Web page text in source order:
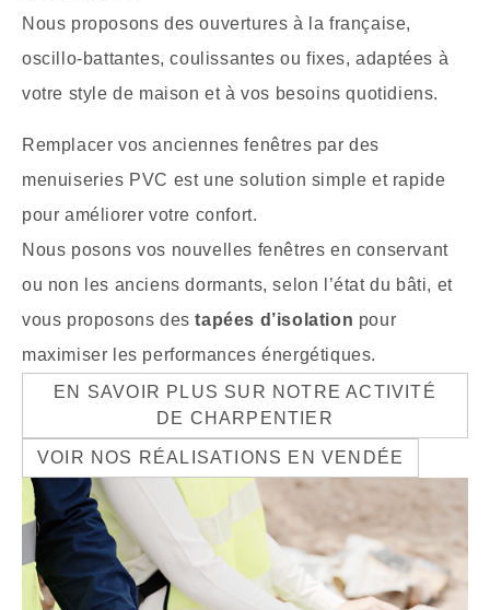
Nous proposons des ouvertures à la française,
oscillo-battantes, coulissantes ou fixes, adaptées à
votre style de maison et à vos besoins quotidiens.
Remplacer vos anciennes fenêtres par des
menuiseries PVC est une solution simple et rapide
pour améliorer votre confort.
Nous posons vos nouvelles fenêtres en conservant
ou non les anciens dormants, selon l’état du bâti, et
vous proposons destapées d’isolation pour
maximiser les performances énergétiques.
EN SAVOIR PLUS SUR NOTRE ACTIVITÉ
DE CHARPENTIER
VOIR NOS RÉALISATIONS EN VENDÉE